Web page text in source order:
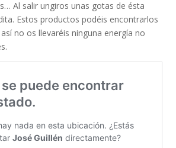
Al salir ungiros unas gotas de ésta
Estos productos podéis encontrarlos
no os llevaréis ninguna energía no